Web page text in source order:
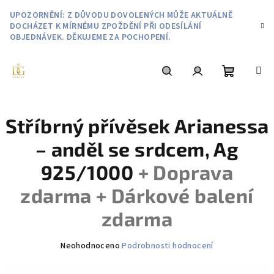
obsah
UPOZORNĚNÍ: Z DŮVODU DOVOLENÝCH MŮŽE AKTUÁLNĚ
DOCHÁZET K MÍRNÉMU ZPOŽDĚNÍ PŘI ODESÍLÁNÍ
OBJEDNÁVEK. DĚKUJEME ZA POCHOPENÍ.
košík
Stříbrný přívěsek Arianessa
– anděl se srdcem, Ag
925/1000 + Doprava
zdarma + Dárkové balení
zdarma
Průměrné
Neohodnoceno Podrobnosti hodnocení